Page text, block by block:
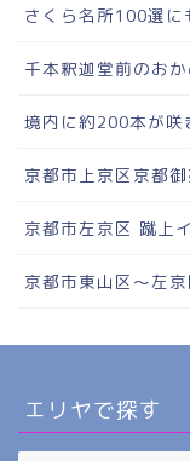
さくら名所100選
千本釈迦堂前のお
境内に約200本が咲
京都市上京区京都
京都市左京区 蹴上
京都市東山区～左
エリヤで探す